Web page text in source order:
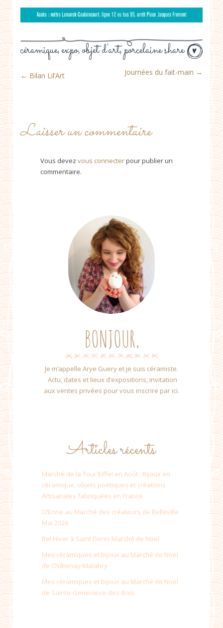
share
céramique, expo, objet d'art, porcelaine
← Bilan Lil’Art Journées du fait-main →
Laisser un commentaire
Vous devez vous connecterpour publier un
commentaire.
BONJOUR,
Je m’appelle Arye Guery et je suis céramiste.
Actu, dates et lieux d’expositions, invitation
aux ventes privées pour vous inscrire par ici.
Articles récents
Marché de la Tour Eiffel en Août : Bijoux en
céramique, objets poétiques et créations
Artisanales fabriquées en France
O’Erine au Marché des créateurs de Belleville
Mai 2026
Bel Hiver à Saint Denis Marché de Noël
Mes céramiques et bijoux au Marché de Noël
de Châtenay-Malabry
Mes céramiques et bijoux au Marché de Noël
de Sainte-Genevieve-des-Bois